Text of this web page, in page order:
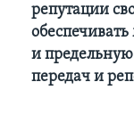
репутации
и предельную
передач и